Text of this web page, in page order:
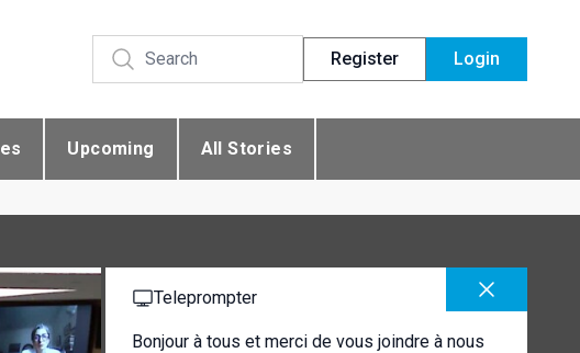
Register Login
Upcoming All Stories
Teleprompter
Bonjour à tous et merci de vous joindre à nous